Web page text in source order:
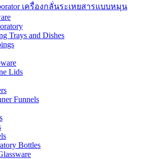
เครื่องกลั่นระเหยสารแบบหมุน
Trays and Dishes
Lids
Funnels
Bottles